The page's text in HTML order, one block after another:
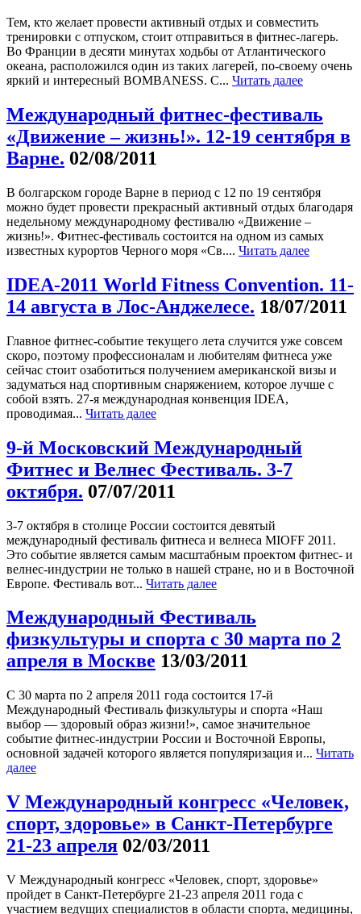
Тем, кто желает провести активный отдых и совместить
тренировки с отпуском, стоит отправиться в фитнес-лагерь.
Во Франции в десяти минутах ходьбы от Атлантического
океана, расположился один из таких лагерей, по-своему очень
яркий и интересный BOMBANESS. С... Читать далее
Международный фитнес-фестиваль
«Движение – жизнь!». 12-19 сентября в
Варне. 02/08/2011
В болгарском городе Варне в период с 12 по 19 сентября
можно будет провести прекрасный активный отдых благодаря
недельному международному фестивалю «Движение –
жизнь!». Фитнес-фестиваль состоится на одном из самых
известных курортов Черного моря «Св.... Читать далее
IDEA-2011 World Fitness Convention. 11-
14 августа в Лос-Анджелесе. 18/07/2011
Главное фитнес-событие текущего лета случится уже совсем
скоро, поэтому профессионалам и любителям фитнеса уже
сейчас стоит озаботиться получением американской визы и
задуматься над спортивным снаряжением, которое лучше с
собой взять. 27-я международная конвенция IDEA,
проводимая... Читать далее
9-й Mocковский Международный
Фитнес и Велнес Фестиваль. 3-7
октября. 07/07/2011
3-7 октября в столице России состоится девятый
международный фестиваль фитнеса и велнеса MIOFF 2011.
Это событие является самым масштабным проектом фитнес- и
велнес-индустрии не только в нашей стране, но и в Восточной
Европе. Фестиваль вот... Читать далее
Международный Фестиваль
физкультуры и спорта с 30 марта по 2
апреля в Москве 13/03/2011
С 30 марта по 2 апреля 2011 года состоится 17-й
Международный Фестиваль физкультуры и спорта «Наш
выбор — здоровый образ жизни!», самое значительное
событие фитнес-индустрии России и Восточной Европы,
основной задачей которого является популяризация и... Читать
далее
V Международный конгресс «Человек,
спорт, здоровье» в Санкт-Петербурге
21-23 апреля 02/03/2011
V Международный конгресс «Человек, спорт, здоровье»
пройдет в Санкт-Петербурге 21-23 апреля 2011 года с
участием ведущих специалистов в области спорта, медицины,